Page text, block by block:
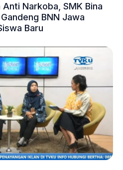
Narkoba, SMK Bina
BNN Jawa
Baru